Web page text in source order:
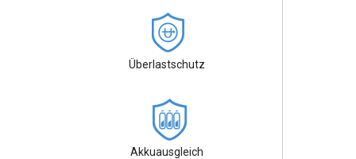
Überlastschutz
Akkuausgleich